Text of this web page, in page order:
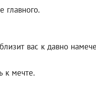
главного.
вас к давно
к мечте.